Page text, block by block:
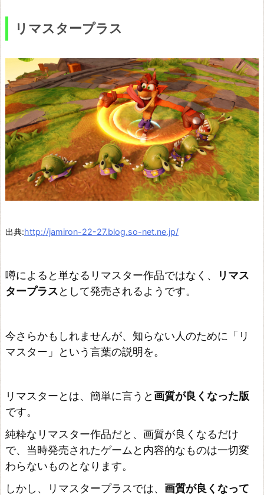
リマスタープラス
出典:http://jamiron-22-27.blog.so-net.ne.jp/
噂によると単なるリマスター作品ではなく、
リマス
タープラスとして発売されるようです。
今さらかもしれませんが、知らない人のために「リ
マスター」という言葉の説明を。
リマスターとは、簡単に言うと画質が良くなった版
です。
純粋なリマスター作品だと、画質が良くなるだけ
で、当時発売されたゲームと内容的なものは一切変
わらないものとなります。
しかし、リマスタープラスでは、 画質が良くなって